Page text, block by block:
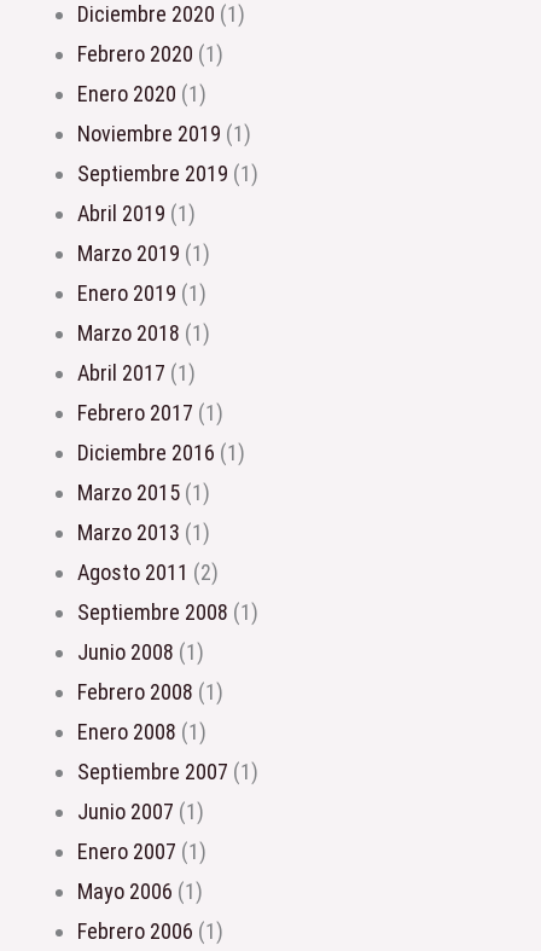
diciembre 2020 (1)
febrero 2020 (1)
enero 2020 (1)
noviembre 2019 (1)
septiembre 2019 (1)
abril 2019 (1)
marzo 2019 (1)
enero 2019 (1)
marzo 2018 (1)
abril 2017 (1)
febrero 2017 (1)
diciembre 2016 (1)
marzo 2015 (1)
marzo 2013 (1)
agosto 2011 (2)
septiembre 2008 (1)
junio 2008 (1)
febrero 2008 (1)
enero 2008 (1)
septiembre 2007 (1)
junio 2007 (1)
enero 2007 (1)
mayo 2006 (1)
febrero 2006 (1)